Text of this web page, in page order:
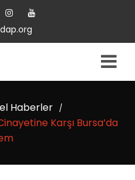
Haberler /
Karşı Bursa’da